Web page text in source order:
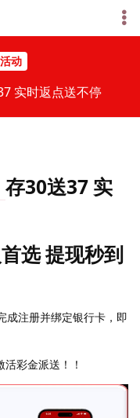
动
实时返点送不停
存30送37 实
选 提现秒到
成注册并绑定银行卡，即
彩金派送！！